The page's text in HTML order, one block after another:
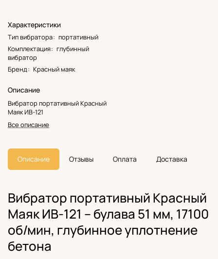
Характеристики
Тип вибратора: портативный
Комплектация: глубинный
вибратор
Бренд: Красный маяк
Описание
Вибратор портативный Красный
Маяк ИВ-121
Все описание
Описание Отзывы Оплата Доставка
Вибратор портативный Красный
Маяк ИВ-121 – булава 51 мм, 17100
об/мин, глубинное уплотнение
бетона